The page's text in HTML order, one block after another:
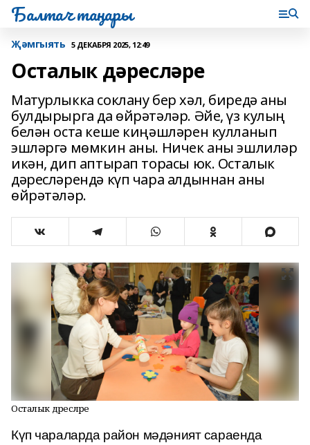
Балтач таңнары
Җәмгыять 5 ДЕКАБРЯ 2025, 12:49
Осталык дәресләре
Матурлыкка соклану бер хәл, биредә аны
булдырырга да өйрәтәләр. Әйе, үз кулың
белән оста кеше киңәшләрен кулланып
эшләргә мөмкин аны. Ничек аны эшлиләр
икән, дип аптырап торасы юк. Осталык
дәресләрендә күп чара алдыннан аны
өйрәтәләр.
Осталык дәресләре
Күп чараларда район мәдәният сараенда